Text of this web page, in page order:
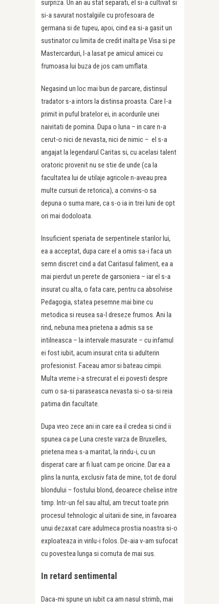
surpriza. Un an au stat separati, el si-a cultivat si
si-a savurat nostalgiile cu profesoara de
germana si de tupeu, apoi, cind ea si-a gasit un
sustinator cu limita de credit inalta pe Visa si pe
Mastercarduri, l-a lasat pe amicul amicei cu
frumoasa lui buza de jos cam umflata.
Negasind un loc mai bun de parcare, distinsul
tradator s-a intors la distinsa proasta. Care l-a
primit in puful bratelor ei, in acordurile unei
naivitati de pomina. Dupa o luna – in care n-a
cerut-o nici de nevasta, nici de nimic – el s-a
angajat la legendarul Caritas si, cu acelasi talent
oratoric provenit nu se stie de unde (ca la
facultatea lui de utilaje agricole n-aveau prea
multe cursuri de retorica), a convins-o sa
depuna o suma mare, ca s-o ia in trei luni de opt
ori mai dodoloata.
Insuficient speriata de serpentinele starilor lui,
ea a acceptat, dupa care el a omis sa-i faca un
semn discret cind a dat Caritasul faliment, ea a
mai pierdut un perete de garsoniera – iar el s-a
insurat cu alta, o fata care, pentru ca absolvise
Pedagogia, statea pesemne mai bine cu
metodica si reusea sa-l dreseze frumos. Ani la
rind, nebuna mea prietena a admis sa se
intilneasca – la intervale masurate – cu infamul
ei fost iubit, acum insurat crita si adulterin
profesionist. Faceau amor si bateau cimpii.
Multa vreme i-a strecurat el ei povesti despre
cum o sa-si paraseasca nevasta si-o sa-si reia
patima din facultate.
Dupa vreo zece ani in care ea il credea si cind ii
spunea ca pe Luna creste varza de Bruxelles,
prietena mea s-a maritat, la rindu-i, cu un
disperat care ar fi luat cam pe oricine. Dar ea a
plins la nunta, exclusiv fata de mine, tot de dorul
blondului – fostului blond, deoarece chelise intre
timp. Intr-un fel sau altul, am trecut toate prin
procesul tehnologic al uitarii de sine, in favoarea
unui dezaxat care adulmeca prostia noastra si-o
exploateaza in virilu-i folos. De-aia v-am sufocat
cu povestea lunga si cornuta de mai sus.
In retard sentimental
Daca-mi spune un iubit ca am nasul strimb, mai